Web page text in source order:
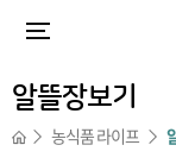
알뜰장보기
농식품 라이프